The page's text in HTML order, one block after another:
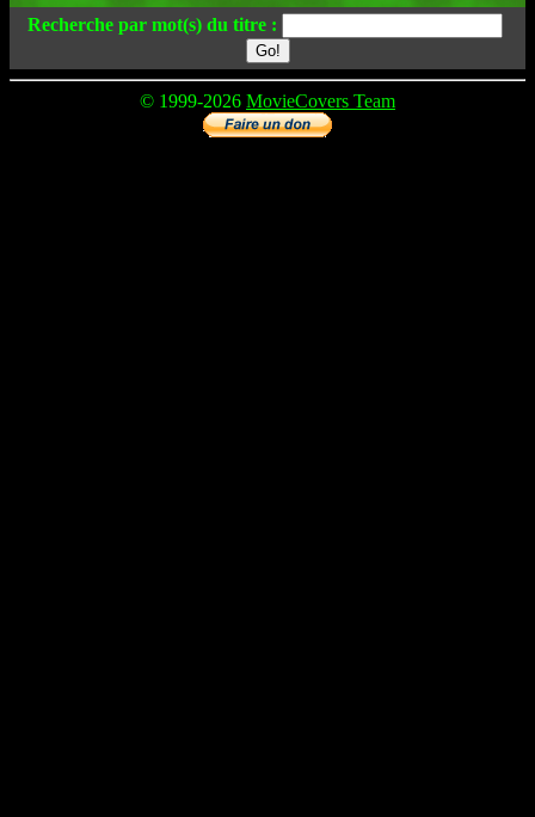
Recherche par mot(s) du titre :
© 1999-2026 MovieCovers Team